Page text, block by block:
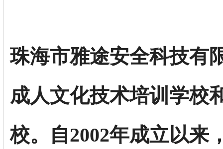
珠海市雅途安全科技有
成人文化技术培训学校
校。自2002年成立以来